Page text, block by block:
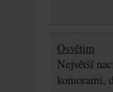
Osvětim
Největší
komorami,